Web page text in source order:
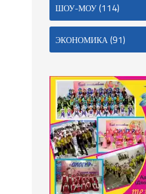
ШОУ-МОУ(114)
ЭКОНОМИКА(91)